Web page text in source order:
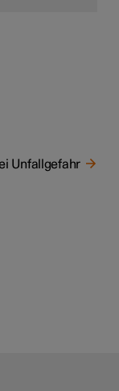
Unfallgefahr